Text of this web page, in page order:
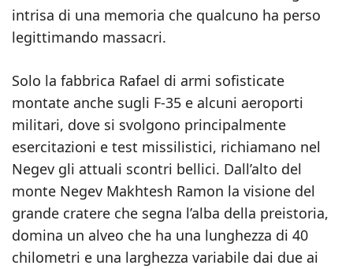
intrisa di una memoria che qualcuno ha perso
legittimando massacri.
Solo la fabbrica Rafael di armi sofisticate
montate anche sugli F-35 e alcuni aeroporti
militari, dove si svolgono principalmente
esercitazioni e test missilistici, richiamano nel
Negev gli attuali scontri bellici. Dall’alto del
monte Negev Makhtesh Ramon la visione del
grande cratere che segna l’alba della preistoria,
domina un alveo che ha una lunghezza di 40
chilometri e una larghezza variabile dai due ai